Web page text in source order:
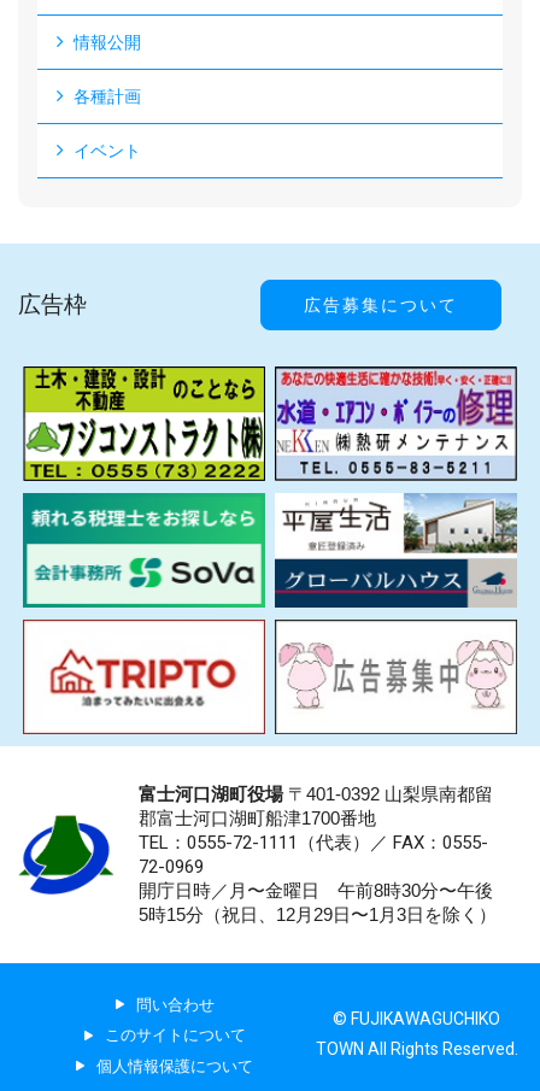
情報公開
各種計画
イベント
広告枠 広告募集について
富士河口湖町役場〒401-0392 山梨県南都留
郡富士河口湖町船津1700番地
TEL：0555-72-1111 （代表）／ FAX：0555-
72-0969
開庁日時／月〜金曜日 午前8時30分〜午後
5時15分（祝日、12月29日〜1月3日を除く）
問い合わせ
このサイトについて
個人情報保護について
© FUJIKAWAGUCHIKO
TOWN All Rights Reserved.